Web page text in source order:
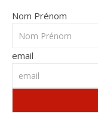
Nom Prénom
email